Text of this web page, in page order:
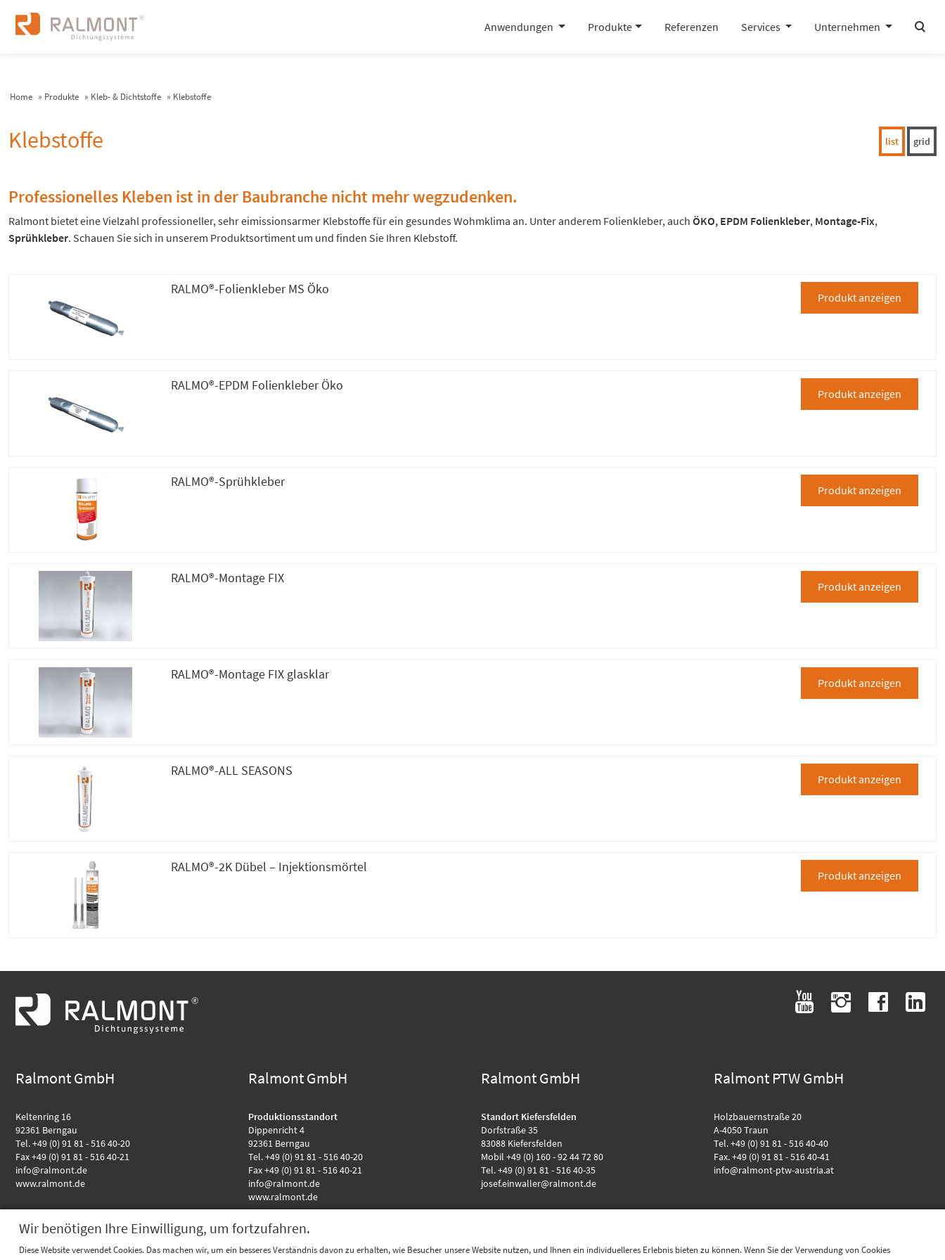
Anwendungen Produkte Referenzen Services Unternehmen search
Home » Produkte » Kleb- & Dichtstoffe » Klebstoffe
list grid
Klebstoffe
Professionelles Kleben ist in der Baubranche nicht mehr wegzudenken.
Ralmont bietet eine Vielzahl professioneller, sehr eimissionsarmer Klebstoffe für ein gesundes Wohmklima an. Unter anderem Folienkleber, auch ÖKO, EPDM Folienkleber, Montage-Fix,
Sprühkleber. Schauen Sie sich in unserem Produktsortiment um und finden Sie Ihren Klebstoff.
RALMO®-Folienkleber MS Öko
Produkt anzeigen
RALMO®-EPDM Folienkleber Öko
Produkt anzeigen
RALMO®-Sprühkleber
Produkt anzeigen
RALMO®-Montage FIX
Produkt anzeigen
RALMO®-Montage FIX glasklar
Produkt anzeigen
RALMO®-ALL SEASONS
Produkt anzeigen
RALMO®-2K Dübel – Injektionsmörtel
Produkt anzeigen
youtube instagram facebook linkedin
Ralmont GmbH
Keltenring 16
92361 Berngau
Tel. +49 (0) 91 81 - 516 40-20
Fax +49 (0) 91 81 - 516 40-21
info@ralmont.de
www.ralmont.de
Ralmont GmbH
Produktionsstandort
Dippenricht 4
92361 Berngau
Tel. +49 (0) 91 81 - 516 40-20
Fax +49 (0) 91 81 - 516 40-21
info@ralmont.de
www.ralmont.de
Ralmont GmbH
Standort Kiefersfelden
Dorfstraße 35
83088 Kiefersfelden
Mobil +49 (0) 160 - 92 44 72 80
Tel. +49 (0) 91 81 - 516 40-35
josef.einwaller@ralmont.de
Ralmont PTW GmbH
Holzbauernstraße 20
A-4050 Traun
Tel. +49 (0) 91 81 - 516 40-40
Fax. +49 (0) 91 81 - 516 40-41
info@ralmont-ptw-austria.at
Wir benötigen Ihre Einwilligung, um fortzufahren.
Diese Website verwendet Cookies. Das machen wir, um ein besseres Verständnis davon zu erhalten, wie Besucher unsere Website nutzen, und Ihnen ein individuelleres Erlebnis bieten zu können. Wenn Sie der Verwendung von Cookies